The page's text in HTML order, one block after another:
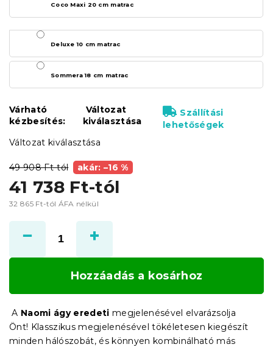
49 908 Ft-tól akár: –16 %
41 738 Ft-tól
32 865 Ft-tól ÁFA nélkül
Változat kiválasztása
Coco Maxi 20 cm matrac
Deluxe 10 cm matrac
Sommera 18 cm matrac
Várható
kézbesítés:
Változat
kiválasztása
Szállítási
lehetőségek
Hozzáadás a kosárhoz
A Naomi ágy eredeti megjelenésével elvarázsolja
Önt! Klasszikus megjelenésével tökéletesen kiegészít
minden hálószobát, és könnyen kombinálható más